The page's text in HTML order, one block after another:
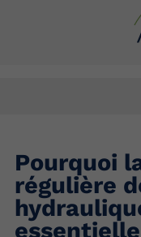
Pourquoi
régulière